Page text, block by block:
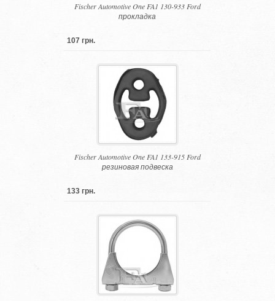
Fischer Automotive One FA1 130-933 Ford
прокладка
107 грн.
Fischer Automotive One FA1 133-915 Ford
резиновая подвеска
133 грн.